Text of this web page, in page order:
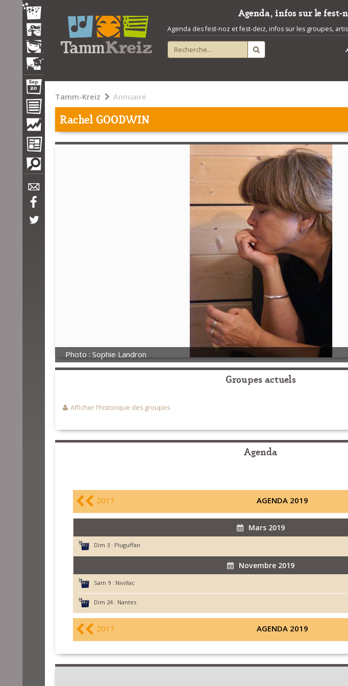
Agenda, infos sur le fest-
Agenda des fest-noz et fest-deiz, infos sur les groupes,
Tamm-Kreiz Annuaire
Rachel GOODWIN
Photo : Sophie Landron
Groupes actuels
Afficher l'historique des groupes
Agenda
2017 AGENDA 2019
Mars 2019
Dim 3 : Pluguffan
Novembre 2019
Sam 9 : Nivillac
Dim 24 : Nantes
2017 AGENDA 2019